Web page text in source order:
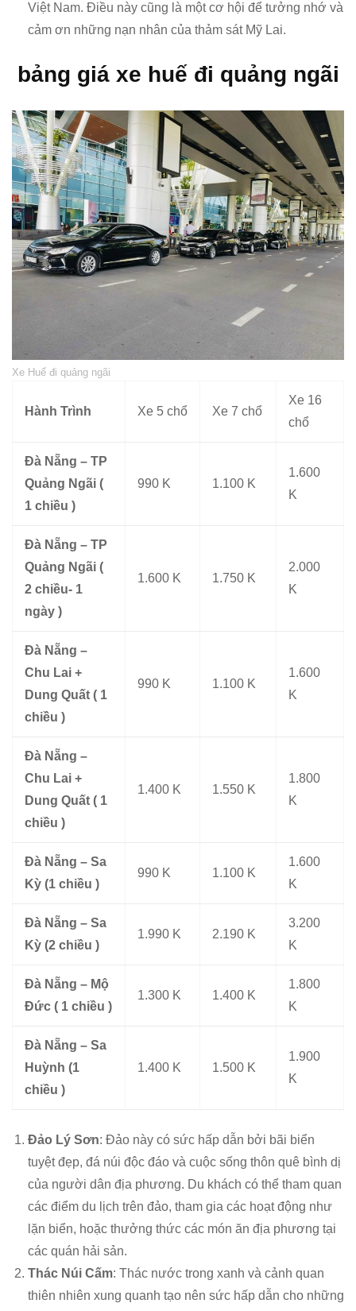
Việt Nam. Điều này cũng là một cơ hội để tưởng nhớ và
cảm ơn những nạn nhân của thảm sát Mỹ Lai.
bảng giá xe huế đi quảng ngãi
Xe Huế đi quảng ngãi
Hành Trình Xe 5 chổ Xe 7 chổ
Xe 16
chổ
Đà Nẵng – TP
Quảng Ngãi (
1 chiều )
990 K 1.100 K
1.600
K
Đà Nẵng – TP
Quảng Ngãi (
2 chiều- 1
ngày )
1.600 K 1.750 K
2.000
K
Đà Nẵng –
Chu Lai +
Dung Quất ( 1
chiều )
990 K 1.100 K
1.600
K
Đà Nẵng –
Chu Lai +
Dung Quất ( 1
chiều )
1.400 K 1.550 K
1.800
K
Đà Nẵng – Sa
Kỳ (1 chiều )
990 K 1.100 K
1.600
K
Đà Nẵng – Sa
Kỳ (2 chiều )
1.990 K 2.190 K
3.200
K
Đà Nẵng – Mộ
Đức ( 1 chiều )
1.300 K 1.400 K
1.800
K
Đà Nẵng – Sa
Huỳnh (1
chiều )
1.400 K 1.500 K
1.900
K
Đảo Lý Sơn: Đảo này có sức hấp dẫn bởi bãi biển
tuyệt đẹp, đá núi độc đáo và cuộc sống thôn quê bình dị
của người dân địa phương. Du khách có thể tham quan
các điểm du lịch trên đảo, tham gia các hoạt động như
lặn biển, hoặc thưởng thức các món ăn địa phương tại
các quán hải sản.
Thác Núi Cấm: Thác nước trong xanh và cảnh quan
thiên nhiên xung quanh tạo nên sức hấp dẫn cho những